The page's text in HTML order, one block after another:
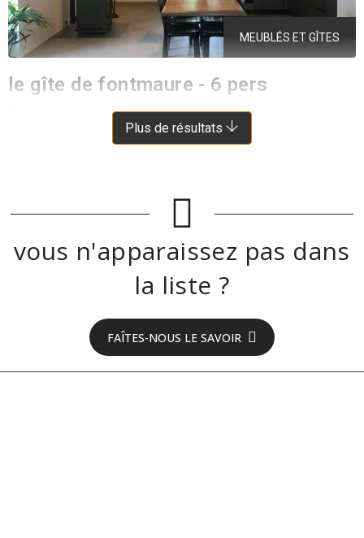
MEUBLÉS ET GÎTES
le gîte de fontmaure - 6 pers
À 6.5 KM DE SAINT-SYMPHORIEN-DE-THÉNIÈRES
Plus de résultats
vous n'apparaissez pas dans
la liste ?
FAÎTES-NOUS LE SAVOIR